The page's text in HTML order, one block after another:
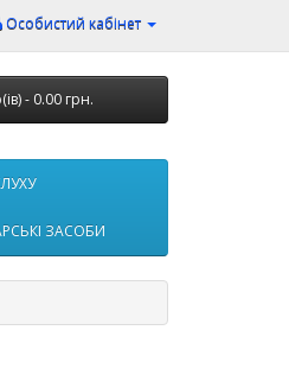
Особистий кабінет
- 0.00 грн.
ЗАСОБИ